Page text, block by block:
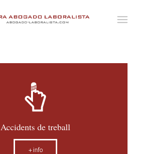
Accidents de treball
+info